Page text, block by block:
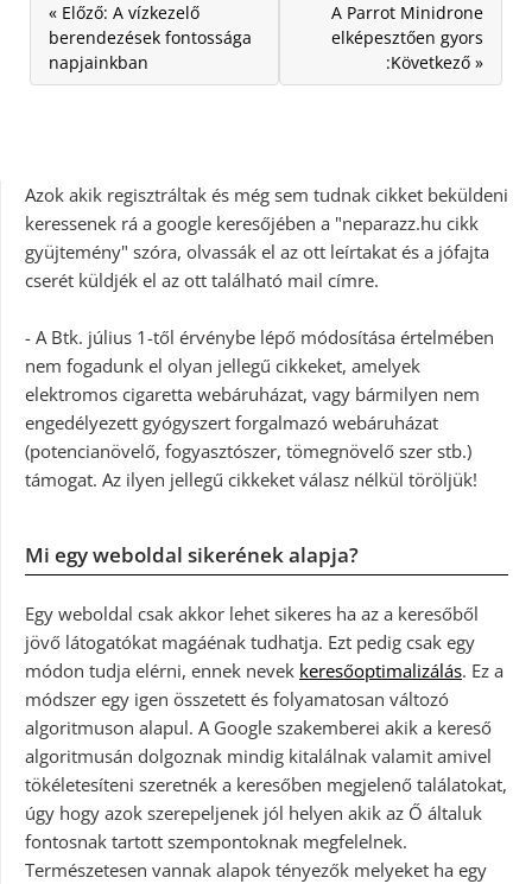
« Előző: A vízkezelő
berendezések fontossága
napjainkban
A Parrot Minidrone
elképesztően gyors
:Következő »
Azok akik regisztráltak és még sem tudnak cikket beküldeni
keressenek rá a google keresőjében a "neparazz.hu cikk
gyüjtemény" szóra, olvassák el az ott leírtakat és a jófajta
cserét küldjék el az ott található mail címre.
- A Btk. július 1-től érvénybe lépő módosítása értelmében
nem fogadunk el olyan jellegű cikkeket, amelyek
elektromos cigaretta webáruházat, vagy bármilyen nem
engedélyezett gyógyszert forgalmazó webáruházat
(potencianövelő, fogyasztószer, tömegnövelő szer stb.)
támogat. Az ilyen jellegű cikkeket válasz nélkül töröljük!
Mi egy weboldal sikerének alapja?
Egy weboldal csak akkor lehet sikeres ha az a keresőből
jövő látogatókat magáénak tudhatja. Ezt pedig csak egy
módon tudja elérni, ennek nevek keresőoptimalizálás. Ez a
módszer egy igen összetett és folyamatosan változó
algoritmuson alapul. A Google szakemberei akik a kereső
algoritmusán dolgoznak mindig kitalálnak valamit amivel
tökéletesíteni szeretnék a keresőben megjelenő találatokat,
úgy hogy azok szerepeljenek jól helyen akik az Ő általuk
fontosnak tartott szempontoknak megfelelnek.
Természetesen vannak alapok tényezők melyeket ha egy